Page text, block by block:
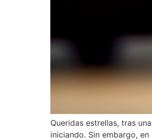
Queridas estrellas, tras
iniciando. Sin embargo,